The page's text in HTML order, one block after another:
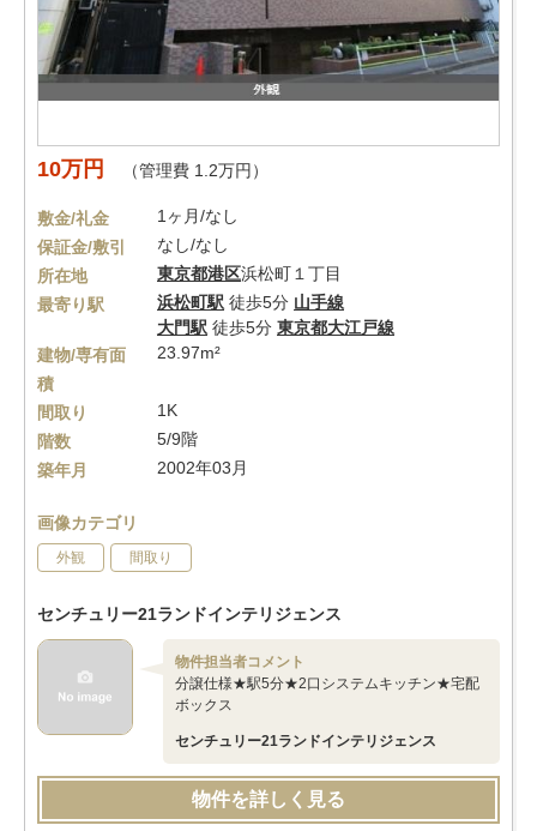
10万円 （管理費 1.2万円）
敷金/礼金
1ヶ月/なし
保証金/敷引
なし/なし
所在地
東京都港区浜松町１丁目
最寄り駅
浜松町駅 徒歩5分 山手線
大門駅 徒歩5分 東京都大江戸線
建物/専有面
積
23.97m²
間取り
1K
階数
5/9階
築年月
2002年03月
画像カテゴリ
外観 間取り
センチュリー21ランドインテリジェンス
物件担当者コメント
分譲仕様★駅5分★2口システムキッチン★宅配
ボックス
センチュリー21ランドインテリジェンス
物件を詳しく見る